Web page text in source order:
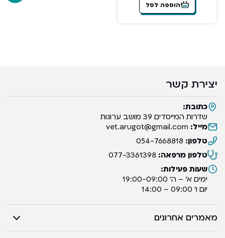
הוספה לסל
יצירת קשר
כתובת:
שדרות המייסדים 39 מושב ערוגות
מייל: vet.arugot@gmail.com
טלפון: 054-7668818
טלפון מרפאה: 077-3361398
שעות פעילות:
ימים א’ – ה’ 19:00-09:00
יום ו’ 09:00 – 14:00
מאמרים אחרונים